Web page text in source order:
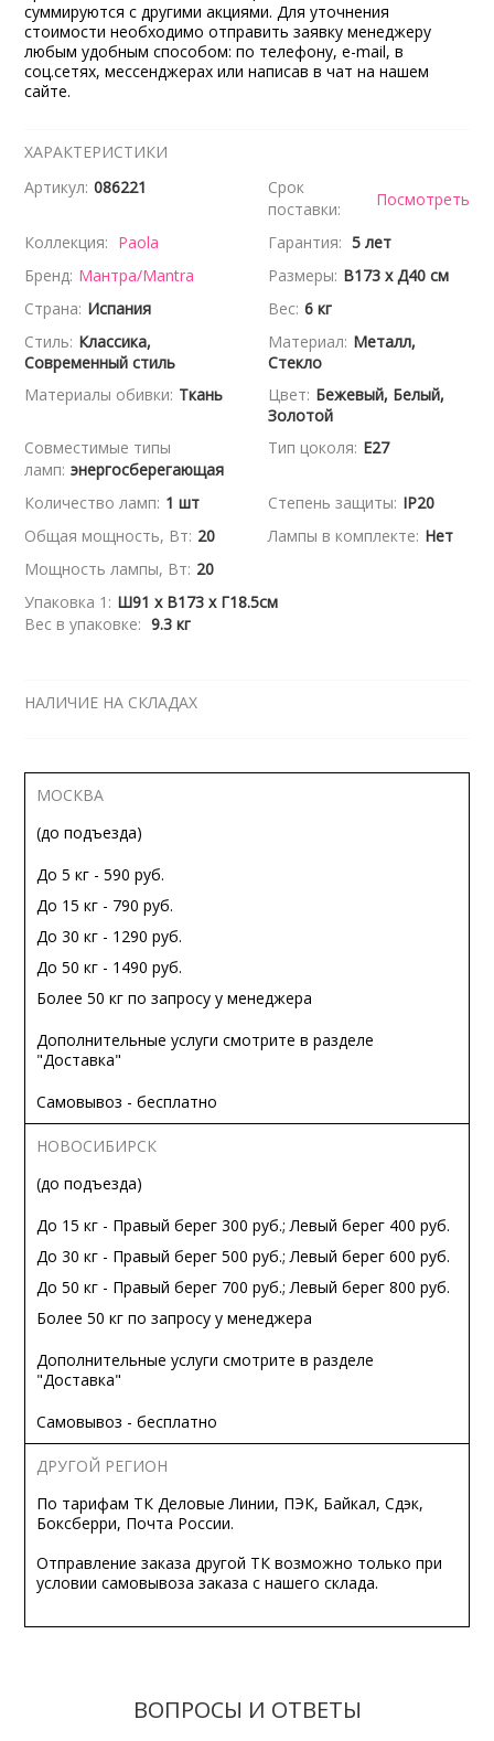
суммируются с другими акциями. Для уточнения
стоимости необходимо отправить заявку менеджеру
любым удобным способом: по телефону, e-mail, в
соц.сетях, мессенджерах или написав в чат на нашем
сайте.
ХАРАКТЕРИСТИКИ
Артикул: 086221
Срок
поставки:
Посмотреть
Коллекция: Paola Гарантия: 5 лет
Бренд: Мантра/Mantra Размеры: В173 x Д40 см
Страна: Испания Вес: 6 кг
Стиль: Классика,
Современный стиль
Материал: Металл,
Стекло
Материалы обивки: Ткань Цвет: Бежевый, Белый,
Золотой
Совместимые типы
ламп: энергосберегающая
Тип цоколя: E27
Количество ламп: 1 шт Степень защиты: IP20
Общая мощность, Вт: 20 Лампы в комплекте: Нет
Мощность лампы, Вт: 20
Упаковка 1: Ш91 x В173 x Г18.5см
Вес в упаковке: 9.3 кг
НАЛИЧИЕ НА СКЛАДАХ
МОСКВА
(до подъезда)
До 5 кг - 590 руб.
До 15 кг - 790 руб.
До 30 кг - 1290 руб.
До 50 кг - 1490 руб.
Более 50 кг по запросу у менеджера
Дополнительные услуги смотрите в разделе
"Доставка"
Самовывоз - бесплатно
НОВОСИБИРСК
(до подъезда)
До 15 кг - Правый берег 300 руб.; Левый берег 400 руб.
До 30 кг - Правый берег 500 руб.; Левый берег 600 руб.
До 50 кг - Правый берег 700 руб.; Левый берег 800 руб.
Более 50 кг по запросу у менеджера
Дополнительные услуги смотрите в разделе
"Доставка"
Самовывоз - бесплатно
ДРУГОЙ РЕГИОН
По тарифам ТК Деловые Линии, ПЭК, Байкал, Сдэк,
Боксберри, Почта России.
Отправление заказа другой ТК возможно только при
условии самовывоза заказа с нашего склада.
ВОПРОСЫ И ОТВЕТЫ